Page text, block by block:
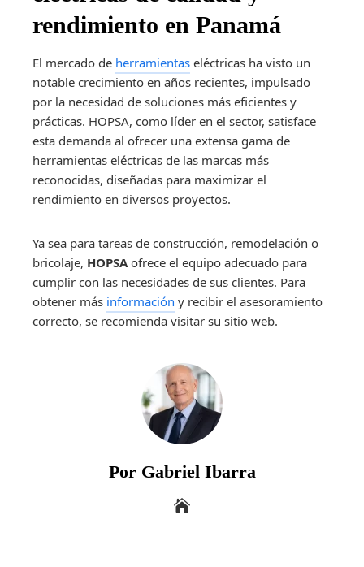
rendimiento en Panamá
El mercado de herramientas eléctricas ha visto un
notable crecimiento en años recientes, impulsado
por la necesidad de soluciones más eficientes y
prácticas. HOPSA, como líder en el sector, satisface
esta demanda al ofrecer una extensa gama de
herramientas eléctricas de las marcas más
reconocidas, diseñadas para maximizar el
rendimiento en diversos proyectos.
Ya sea para tareas de construcción, remodelación o
bricolaje, HOPSA ofrece el equipo adecuado para
cumplir con las necesidades de sus clientes. Para
obtener más información y recibir el asesoramiento
correcto, se recomienda visitar su sitio web.
Por Gabriel Ibarra